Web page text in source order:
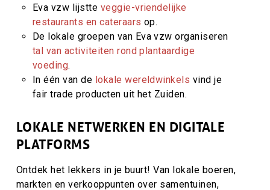
Eva vzw lijstte veggie-vriendelijke
restaurants en cateraars op.
De lokale groepen van Eva vzw organiseren
tal van activiteiten rond plantaardige
voeding.
In één van de lokale wereldwinkels vind je
fair trade producten uit het Zuiden.
LOKALE NETWERKEN EN DIGITALE
PLATFORMS
Ontdek het lekkers in je buurt! Van lokale boeren,
markten en verkooppunten over samentuinen,